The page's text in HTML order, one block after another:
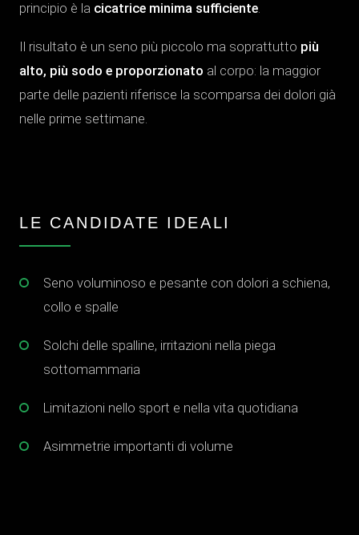
principio è la cicatrice minima sufficiente.
Il risultato è un seno più piccolo ma soprattutto più
alto, più sodo e proporzionato al corpo: la maggior
parte delle pazienti riferisce la scomparsa dei dolori già
nelle prime settimane.
LE CANDIDATE IDEALI
Seno voluminoso e pesante con dolori a schiena,
collo e spalle
Solchi delle spalline, irritazioni nella piega
sottomammaria
Limitazioni nello sport e nella vita quotidiana
Asimmetrie importanti di volume